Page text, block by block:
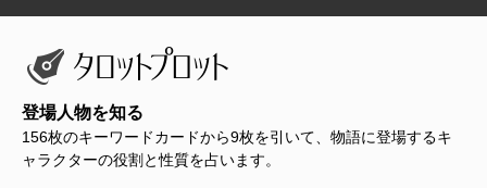
登場人物を知る
156枚のキーワードカードから9枚を引いて、物語に登場するキ
ャラクターの役割と性質を占います。